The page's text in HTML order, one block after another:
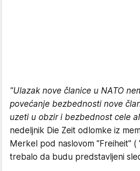
"Ulazak nove članice u NATO
povećanje bezbednosti nove
uzeti u obzir i bezbednost cele
nedeljnik Die Zeit odlomke iz
Merkel pod naslovom "Freiheit" (
trebalo da budu predstavljeni